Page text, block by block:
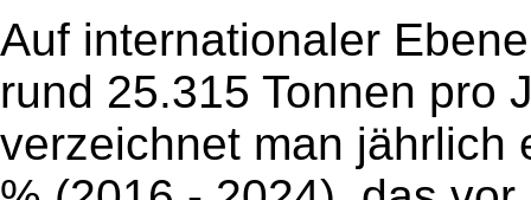
Auf internationaler
rund 25.315 Tonnen pro
verzeichnet man jährlich